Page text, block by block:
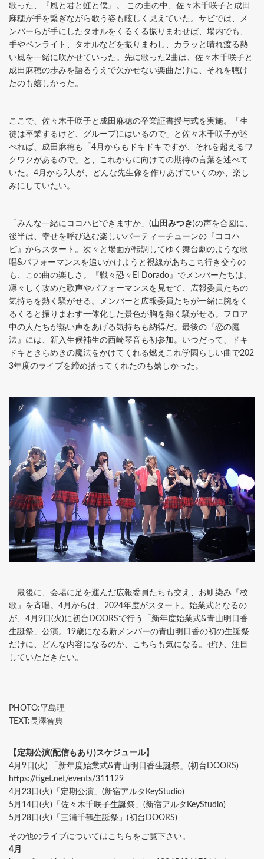
歌った、『風と君と虹と僕』。 この曲の中、佐々木千咲子と成田
麻穂が手を繋ぎながら歌う姿も眩しく見えていた。サビでは、メ
ンバーらが手にしたタオルをくるくる振りまわせば、場内でも、
手やペンライト、タオルなどを振りまわし、カラッと晴れ渡る熱
い風を一緒に吹かせていった。先に歌った2曲は、佐々木千咲子と
成田麻穂の歩みを語るうえで欠かせない楽曲だけに、それを聴け
たのも嬉しかった。
ここで、佐々木千咲子と成田麻穂の卒業証書授与式を実施。「生
徒は卒業するけど、グループにはいるので」と佐々木千咲子が述
べれば、成田麻穂も「4月からもドキドキですが、それを超えるワ
クワクがあるので」と、これからに向けての期待の言葉を述べて
いた。4月から2人が、どんな先生像を作りあげていくのか、楽し
みにしていたい。
「みんな一緒にココハピできますか」( 山田みつき )の声を合図に、
後半は、幸せを呼び込む楽しいパーティーチューンの『ココハ
ピ』からスタート。次々と場面が転調してゆく舞台劇のような歌
唱&パフォーマンスを追いかけようと視線があちこち行き交うの
も、この曲の楽しさ。『戦々恐々El Dorado』でメンバーたちは、
凛々しく攻めた歌声やパフォーマンスを見せて、広報委員たちの
気持ちを熱く騒がせる。メンバーと広報委員たちが一緒に腕をく
るくると振りまわす一体化した景色が胸を熱く騒がせる。フロア
中の人たちが熱い声をあげる気持ちも納得だ。最後の『恋の魔
法』には、新入生候補生の西崎琴音も初参加。いつだって、ドキ
ドキときらめきの魔法をかけてくれる燃えこれ学園らしい曲で202
3年度のライブを締め括ってくれたのも嬉しかった。
最後に、会場に足を運んだ広報委員たちも交え、お馴染み『校
歌』を斉唱。4月からは、2024年度がスタート。始業式となるの
が、4月9日(火)に初台DOORSで行う「新年度始業式&青山明日香
生誕祭」公演。19歳になる新メンバーの青山明日香の初の生誕祭
だけに、どんな内容になるのか、こちらも気になる。ぜひ、注目
していただきたい。
PHOTO:平島理
TEXT:長澤智典
【定期公演(配信もあり)スケジュール】
4月9日(火) 「新年度始業式&青山明日香生誕祭」(初台DOORS)
https://tiget.net/events/311129
4月23日(火)「定期公演」(新宿アルタKeyStudio)
5月14日(火)「佐々木千咲子生誕祭」(新宿アルタKeyStudio)
5月28日(火)「三浦千鶴生誕祭」(初台DOORS)
その他のライブについてはこちらをご覧下さい。
4月